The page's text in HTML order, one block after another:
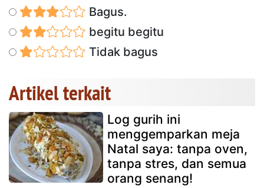
Bagus.
begitu begitu
Tidak bagus
Artikel terkait
Log gurih ini
menggemparkan meja
Natal saya: tanpa oven,
tanpa stres, dan semua
orang senang!